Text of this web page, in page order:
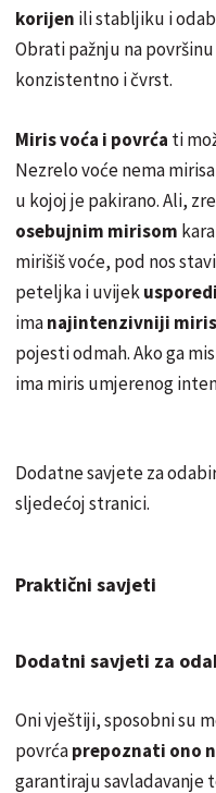
korijen ili stabljiku i
Obrati pažnju na
konzistentno i čvrst.
Miris voća i povrća ti
Nezrelo voće nema
u kojoj je pakirano. Ali,
osebujnim mirisom
mirišiš voće, pod nos
peteljka i uvijek
imanajintenzivniji miris
pojesti odmah. Ako ga
ima miris umjerenog
Dodatne savjete za
sljedećoj stranici.
Praktični savjeti
Dodatni savjeti za
Oni vještiji, sposobni su
povrćaprepoznati ono
garantiraju savladavanje